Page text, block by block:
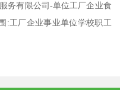
务有限公司-单位工厂企业食
:工厂企业事业单位学校职工